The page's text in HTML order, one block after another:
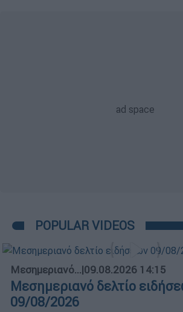
POPULAR VIDEOS
Μεσημεριανό...|09.08.2026 14:15
Μεσημεριανό δελτίο
09/08/2026